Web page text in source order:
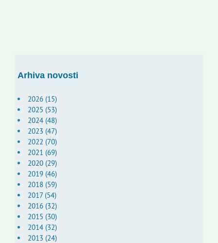
Arhiva novosti
2026 (15)
2025 (53)
2024 (48)
2023 (47)
2022 (70)
2021 (69)
2020 (29)
2019 (46)
2018 (59)
2017 (54)
2016 (32)
2015 (30)
2014 (32)
2013 (24)